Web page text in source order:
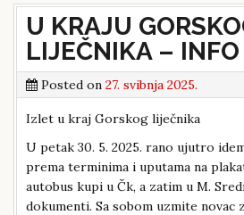
U KRAJU
LIJEČNIKA – INFO
Posted on 27. svibnja 2025.
Izlet u kraj Gorskog liječnika
U petak 30. 5. 2025. rano ujutro
prema terminima i uputama na
autobus kupi u Čk, a zatim u M.
dokumenti. Sa sobom uzmite novac